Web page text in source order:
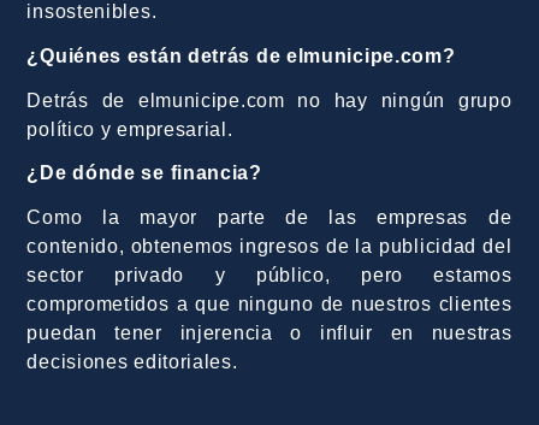
insostenibles.
¿Quiénes están detrás de elmunicipe.com?
Detrás de elmunicipe.com no hay ningún grupo
político y empresarial.
¿De dónde se financia?
Como la mayor parte de las empresas de
contenido, obtenemos ingresos de la publicidad del
sector privado y público, pero estamos
comprometidos a que ninguno de nuestros clientes
puedan tener injerencia o influir en nuestras
decisiones editoriales.